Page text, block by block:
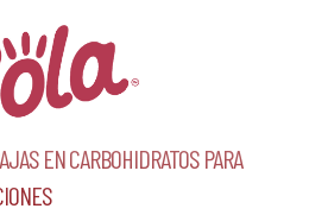
el
en carbohidratos para